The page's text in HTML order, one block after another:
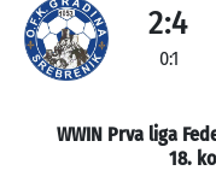
2:4
0:1
WWIN Prva liga
18.